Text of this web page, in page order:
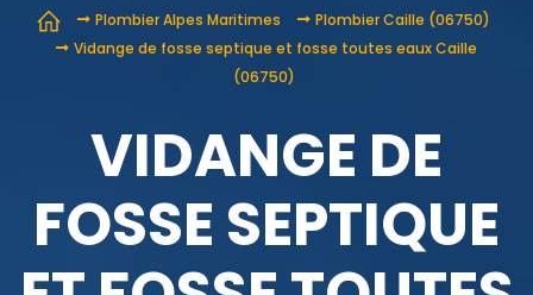
Plombier Alpes Maritimes
Plombier Caille (06750)
Vidange de fosse septique et fosse toutes eaux Caille
(06750)
VIDANGE DE
FOSSE SEPTIQUE